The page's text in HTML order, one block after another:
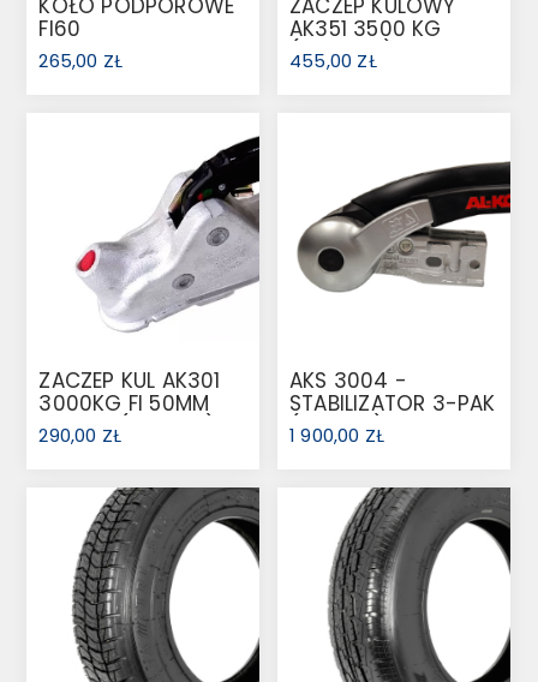
KOŁO PODPOROWE
FI60
AUTOMATYCZNE
265,00 ZŁ
ZACZEP KULOWY
AK351 3500 KG
(1222636)
455,00 ZŁ
ZACZEP KUL AK301
3000KG FI 50MM
ŻELIWO (1221746)
290,00 ZŁ
AKS 3004 -
STABILIZATOR 3-PAK
(1225155)
1 900,00 ZŁ